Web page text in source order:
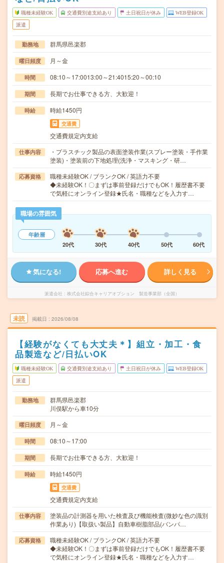
職種未経験OK 交通費別途支給あり 土日祝日が休み WEB登録OK
派遣
勤務地 群馬県邑楽郡
曜日頻度 月～金
時間 08:10～17:0013:00～21:4015:20～00:10
期間 長期でお仕事できる方、大歓迎！
時給 時給1450円
交通費
交通費規定内支給
仕事内容
・プラスチック製品の表面塗装作業(スプレー塗装・手作業
塗装)・塗装前の下地処理(洗浄・マスキング・研…
応募資格
職種未経験OK / ブランクOK / 英語力不要
◆未経験OK！〇まずは事前登録だけでもOK！履歴書不要
で気軽にオンライン登録★氏名・職種などを入力す…
職場の雰囲気
年齢層
20代
30代 40代 50代 60代
気になる! 応募へ進む 詳しく見る
派遣会社 株式会社綜合キャリアオプション 製造事業部（全国）
未読 掲載日 2026/08/08
【経験がなくても大丈夫＊】組立・加工・食
品製造など/日払いOK
職種未経験OK 交通費別途支給あり 土日祝日が休み WEB登録OK
派遣
勤務地
群馬県邑楽郡
川俣駅から車10分
曜日頻度 月～金
時間 08:10～17:00
期間 長期でお仕事できる方、大歓迎！
時給 時給1450円
交通費
交通費規定内支給
仕事内容
塗装品の計測器を用いた検査及び機能検査(微妙な色の識別
作業あり)【取扱い製品】自動車樹脂部品(バンパ…
応募資格
職種未経験OK / ブランクOK / 英語力不要
◆未経験OK！〇まずは事前登録だけでもOK！履歴書不要
で気軽にオンライン登録★氏名・職種などを入力す…